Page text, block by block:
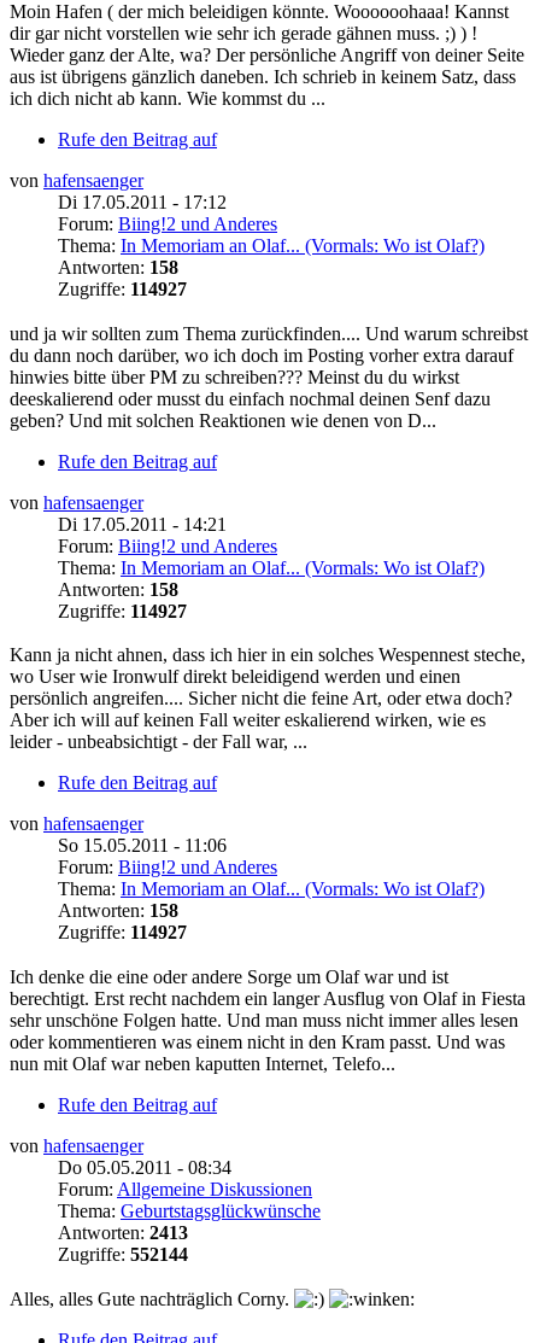
Moin Hafen ( der mich beleidigen könnte. Woooooohaaa! Kannst
dir gar nicht vorstellen wie sehr ich gerade gähnen muss. ;) ) !
Wieder ganz der Alte, wa? Der persönliche Angriff von deiner Seite
aus ist übrigens gänzlich daneben. Ich schrieb in keinem Satz, dass
ich dich nicht ab kann. Wie kommst du ...
Rufe den Beitrag auf
von hafensaenger
Di 17.05.2011 - 17:12
Forum: Biing!2 und Anderes
Thema: In Memoriam an Olaf... (Vormals: Wo ist Olaf?)
Antworten: 158
Zugriffe: 114927
und ja wir sollten zum Thema zurückfinden.... Und warum schreibst
du dann noch darüber, wo ich doch im Posting vorher extra darauf
hinwies bitte über PM zu schreiben??? Meinst du du wirkst
deeskalierend oder musst du einfach nochmal deinen Senf dazu
geben? Und mit solchen Reaktionen wie denen von D...
Rufe den Beitrag auf
von hafensaenger
Di 17.05.2011 - 14:21
Forum: Biing!2 und Anderes
Thema: In Memoriam an Olaf... (Vormals: Wo ist Olaf?)
Antworten: 158
Zugriffe: 114927
Kann ja nicht ahnen, dass ich hier in ein solches Wespennest steche,
wo User wie Ironwulf direkt beleidigend werden und einen
persönlich angreifen.... Sicher nicht die feine Art, oder etwa doch?
Aber ich will auf keinen Fall weiter eskalierend wirken, wie es
leider - unbeabsichtigt - der Fall war, ...
Rufe den Beitrag auf
von hafensaenger
So 15.05.2011 - 11:06
Forum: Biing!2 und Anderes
Thema: In Memoriam an Olaf... (Vormals: Wo ist Olaf?)
Antworten: 158
Zugriffe: 114927
Ich denke die eine oder andere Sorge um Olaf war und ist
berechtigt. Erst recht nachdem ein langer Ausflug von Olaf in Fiesta
sehr unschöne Folgen hatte. Und man muss nicht immer alles lesen
oder kommentieren was einem nicht in den Kram passt. Und was
nun mit Olaf war neben kaputten Internet, Telefo...
Rufe den Beitrag auf
von hafensaenger
Do 05.05.2011 - 08:34
Forum: Allgemeine Diskussionen
Thema: Geburtstagsglückwünsche
Antworten: 2413
Zugriffe: 552144
Alles, alles Gute nachträglich Corny.